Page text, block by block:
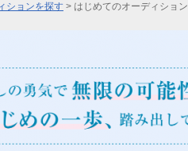
ションを探す > はじめてのオーディション